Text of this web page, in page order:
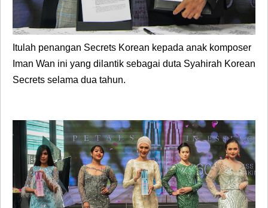
Itulah penangan Secrets Korean kepada anak komposer
Iman Wan ini yang dilantik sebagai duta Syahirah Korean
Secrets selama dua tahun.